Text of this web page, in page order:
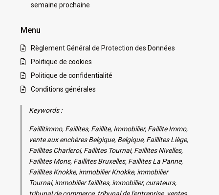
semaine prochaine
Menu
Règlement Général de Protection des Données
Politique de cookies
Politique de confidentialité
Conditions générales
Keywords :
Faillitimmo, Faillites, Faillite, Immobilier, Faillite Immo,
vente aux enchères Belgique, Belgique, Faillites Liège,
Faillites Charleroi, Faillites Tournai, Faillites Nivelles,
Faillites Mons, Faillites Bruxelles, Faillites La Panne,
Faillites Knokke, immobilier Knokke, immobilier
Tournai, immobilier faillites, immobilier, curateurs,
tribunal de commerce, tribunal de l'entreprise, ventes